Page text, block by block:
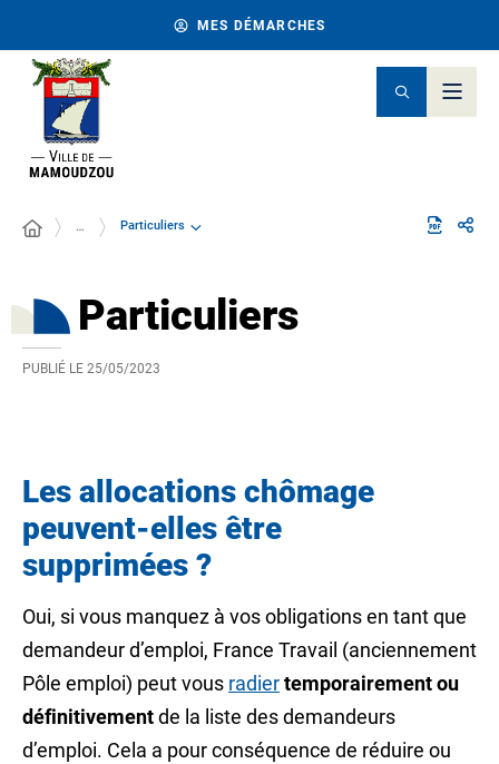
MES DÉMARCHES
… Particuliers
Particuliers
PUBLIÉ LE 25/05/2023
Les allocations chômage
peuvent-elles être
supprimées ?
Oui, si vous manquez à vos obligations en tant que
demandeur d’emploi, France Travail (anciennement
Pôle emploi) peut vous radiertemporairement ou
définitivementde la liste des demandeurs
d’emploi. Cela a pour conséquence de réduire ou